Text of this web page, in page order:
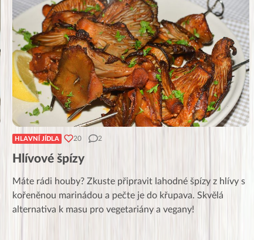
HLAVNÍ JÍDLA 20 2
Hlívové špízy
Máte rádi houby? Zkuste připravit lahodné špízy z hlívy s
kořeněnou marinádou a pečte je do křupava. Skvělá
alternativa k masu pro vegetariány a vegany!